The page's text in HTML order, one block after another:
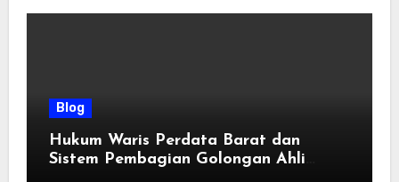
Blog
Hukum Waris Perdata Barat dan
Sistem Pembagian Golongan Ahli